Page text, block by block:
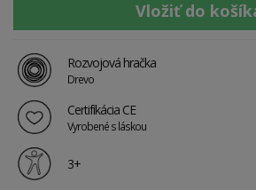
Rozvojová hračka
Drevo
Certifikácia CE
Vyrobené s láskou
3+